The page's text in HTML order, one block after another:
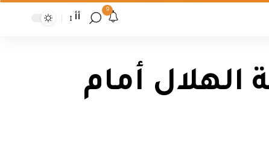
9
أأ
الهلال أمام